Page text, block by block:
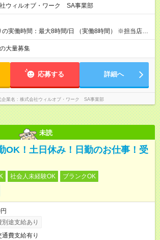
2ヶ月 雇用形態、給与は本採用時と同じです。
ウィルオブ・ワーク SA事業部
の実働時間：最大8時間/日 （実働8時間） ※担当店舗
ります。 ※現場では余裕のあるシフトが組めるの
の残業は月平均9.3時間と少なめ。定時退勤できる日
大量募集
応募する 詳細へ
企業名 株式会社ウィルオブ・ワーク SA事業部
未読
OK！土日休み！日勤のお仕事！受
社会人未経験OK
ブランクOK
別途支給あり
通費支給有り